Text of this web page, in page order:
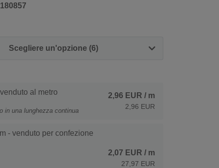
180857
Scegliere un'opzione (6)
al metro
in una lunghezza continua
2,96 EUR / m
2,96 EUR
- venduto per confezione
2,07 EUR / m
27,97 EUR